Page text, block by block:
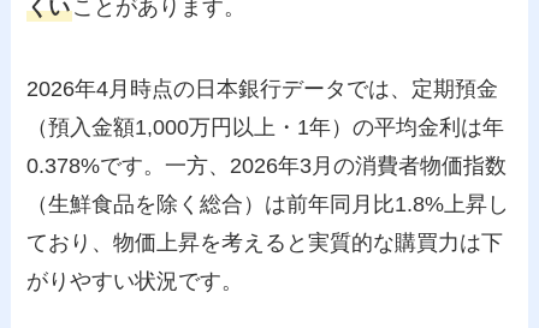
くいことがあります。
2026年4月時点の日本銀行データでは、定期預金
（預入金額1,000万円以上・1年）の平均金利は年
0.378%です。一方、2026年3月の消費者物価指数
（生鮮食品を除く総合）は前年同月比1.8%上昇し
ており、物価上昇を考えると実質的な購買力は下
がりやすい状況です。